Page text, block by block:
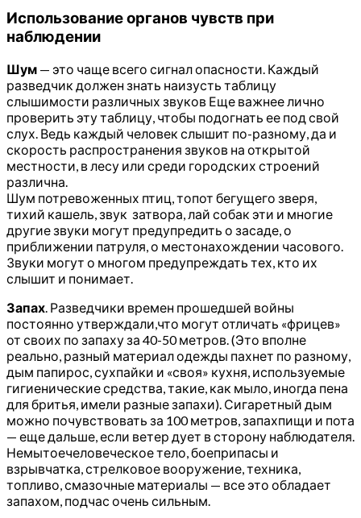
Использование органов чувств при
наблюдении
Шум — это чаще всего сигнал опасности. Каждый
разведчик должен знать наизусть таблицу
слышимости различных звуков Еще важнее лично
проверить эту таблицу, чтобы подогнать ее под свой
слух. Ведь каждый человек слышит по-разному, да и
скорость распространения звуков на открытой
местности, в лесу или среди городских строений
различна.
Шум потревоженных птиц, топот бегущего зверя,
тихий кашель, звук затвора, лай собак эти и многие
другие звуки могут предупредить о засаде, о
приближении патруля, о местонахождении часового.
Звуки могут о многом предупреждать тех, кто их
слышит и понимает.
Запах . Разведчики времен прошедшей войны
постоянно утверждали,что могут отличать «фрицев»
от своих по запаху за 40-50 метров. (Это вполне
реально, разный материал одежды пахнет по разному,
дым папирос, сухпайки и «своя» кухня, используемые
гигиенические средства, такие, как мыло, иногда пена
для бритья, имели разные запахи). Сигаретный дым
можно почувствовать за 100 метров, запахпищи и пота
— еще дальше, если ветер дует в сторону наблюдателя.
Немытоечеловеческое тело, боеприпасы и
взрывчатка, стрелковое вооружение, техника,
топливо, смазочные материалы — все это обладает
запахом, подчас очень сильным.